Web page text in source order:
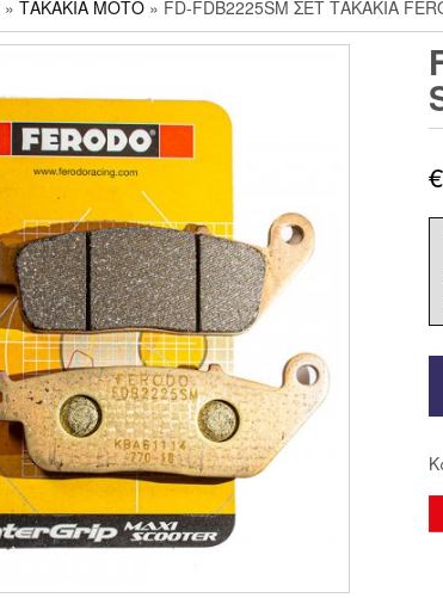
» ΤΑΚΑΚΙΑ ΜΟΤΟ » FD-FDB2225SM ΣΕΤ ΤΑΚΑΚΙΑ
€